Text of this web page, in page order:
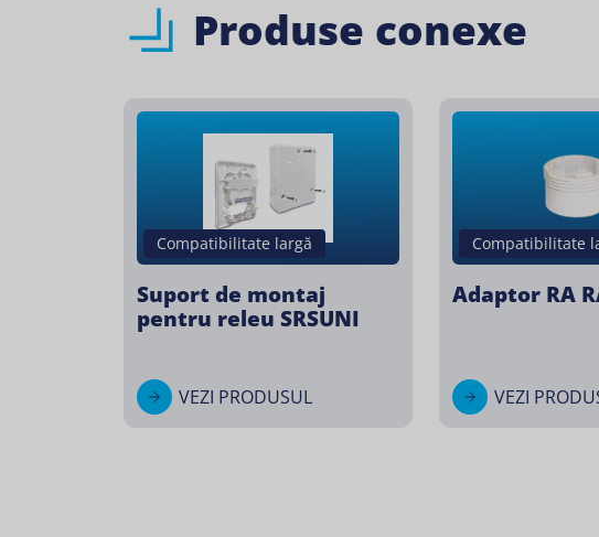
Produse conexe
Compatibilitate largă
Suport de montaj
pentru releu SRSUNI
VEZI PRODUSUL
Compatibilitate
Adaptor RA
VEZI